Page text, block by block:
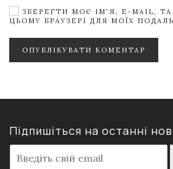
ЗБЕРЕГТИ МОЄ ІМ'Я, E-MAIL,
ЦЬОМУ БРАУЗЕРІ ДЛЯ МОЇХ
ОПУБЛІКУВАТИ КОМЕНТАР
Підпишіться на останні
m